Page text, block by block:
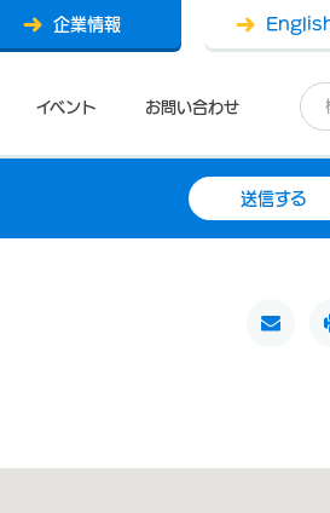
イベント お問い合わせ
企業情報
送信する